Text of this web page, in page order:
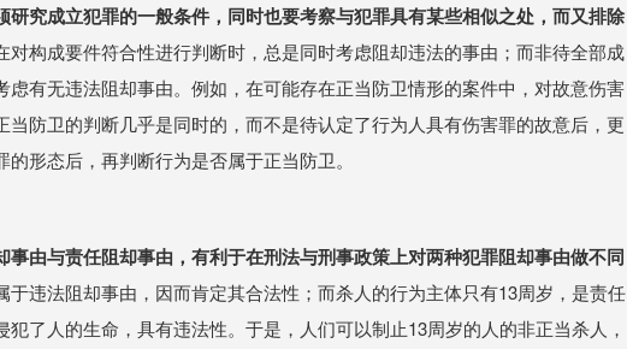
研究成立犯罪的一般条件，同时也要考察与犯罪具有某些相似之处，而又排除
对构成要件符合性进行判断时，总是同时考虑阻却违法的事由；而非待全部成
虑有无违法阻却事由。例如，在可能存在正当防卫情形的案件中，对故意伤害
当防卫的判断几乎是同时的，而不是待认定了行为人具有伤害罪的故意后，更
形态后，再判断行为是否属于正当防卫。
事由与责任阻却事由，有利于在刑法与刑事政策上对两种犯罪阻却事由做不同
于违法阻却事由，因而肯定其合法性；而杀人的行为主体只有13周岁，是责任
犯了人的生命，具有违法性。于是，人们可以制止13周岁的人的非正当杀人，